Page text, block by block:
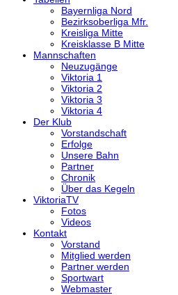
Bayernliga Nord
Bezirksoberliga Mfr.
Kreisliga Mitte
Kreisklasse B Mitte
Mannschaften
Neuzugänge
Viktoria 1
Viktoria 2
Viktoria 3
Viktoria 4
Der Klub
Vorstandschaft
Erfolge
Unsere Bahn
Partner
Chronik
Über das Kegeln
ViktoriaTV
Fotos
Videos
Kontakt
Vorstand
Mitglied werden
Partner werden
Sportwart
Webmaster